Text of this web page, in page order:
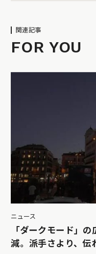
関連記事
FOR YOU
ニュース
「ダークモード」
減。派手さより、伝